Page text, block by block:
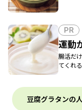
PR
運動
腸活だ
てくれ
豆腐グラタンの